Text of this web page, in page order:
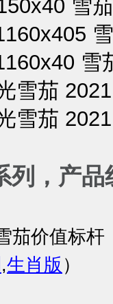
雪
雪
雪茄
雪茄
列，产品
茄价值标杆
,生肖版 ）